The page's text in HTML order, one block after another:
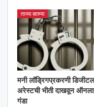
ताज्या बातम्या
मनी लॉड्रिगप्रकरणी डिजीटल
अरेस्टची भीती दाखवून
गंडा